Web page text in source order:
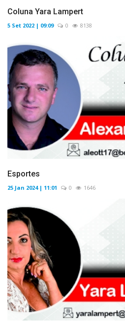
Coluna Yara Lampert
5 Set 2022 | 09:09 0 8138
Esportes
25 Jan 2024 | 11:01 0 1646